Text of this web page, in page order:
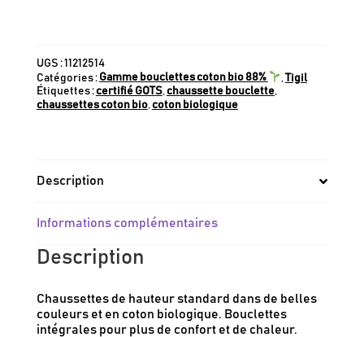
UGS :11212514
Catégories : Gamme bouclettes coton bio 88% ,Tigil
Étiquettes :certifié GOTS,chaussette bouclette,
chaussettes coton bio,coton biologique
Description
Informations complémentaires
Description
Chaussettes de hauteur standard dans de belles
couleurs et en coton biologique. Bouclettes
intégrales pour plus de confort et de chaleur.